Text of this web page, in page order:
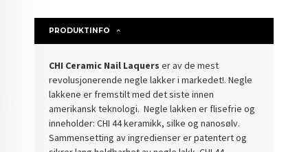
PRODUKTINFO
CHI Ceramic Nail Laquers er av de mest
revolusjonerende negle lakker i markedet!. Negle
lakkene er fremstilt med det siste innen
amerikansk teknologi. Negle lakken er flisefrie og
inneholder: CHI 44 keramikk, silke og nanosølv.
Sammensetting av ingredienser er patentert og